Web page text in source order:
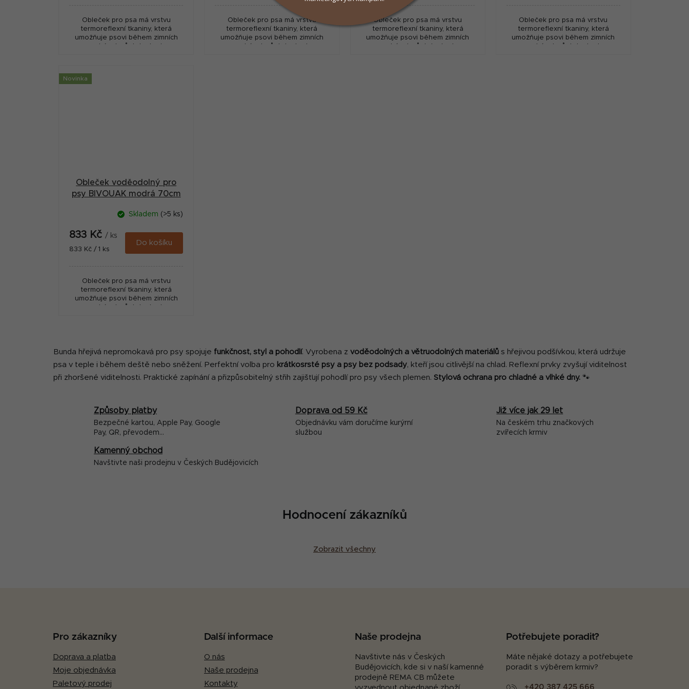
Obleček pro psa má vrstvu
termoreflexní tkaniny, která
umožňuje psovi během zimních
procházek zůstat v teple.
Obleček pro psa má vrstvu
termoreflexní tkaniny, která
umožňuje psovi během zimních
procházek zůstat v teple.
Obleček pro psa má vrstvu
termoreflexní tkaniny, která
umožňuje psovi během zimních
procházek zůstat v teple.
Obleček pro psa má vrstvu
termoreflexní tkaniny, která
umožňuje psovi během zimních
procházek zůstat v teple.
Novinka
Obleček voděodolný pro
psy BIVOUAK modrá 70cm
Skladem (>5 ks)
833 Kč / ks
Měrná
833 Kč / 1 ks
Do košíku
Obleček pro psa má vrstvu
termoreflexní tkaniny, která
umožňuje psovi během zimních
procházek zůstat v teple.
á
d
í
p
Bunda hřejivá nepromokavá pro psy spojuje funkčnost, styl a pohodlí. Vyrobena z voděodolných a větruodolných materiálů s hřejivou podšívkou, která udržuje
psa v teple i během deště nebo sněžení. Perfektní volba pro krátkosrsté psy a psy bez podsady, kteří jsou citlivější na chlad. Reflexní prvky zvyšují viditelnost
při zhoršené viditelnosti. Praktické zapínání a přizpůsobitelný střih zajišťují pohodlí pro psy všech plemen. Stylová ochrana pro chladné a vlhké dny. 🐾
Způsoby platby
Bezpečné kartou, Apple Pay, Google
Pay, QR, převodem...
Doprava od 59 Kč
Objednávku vám doručíme kurýrní
službou
Již více jak 29 let
Na českém trhu značkových
zvířecích krmiv
Kamenný obchod
Navštivte naši prodejnu v Českých Budějovicích
Hodnocení zákazníků
Zobrazit všechny
Pro zákazníky
Doprava a platba
Moje objednávka
Paletový prodej
Další informace
O nás
Naše prodejna
Kontakty
Naše prodejna
Navštivte nás v Českých
Budějovicích, kde si v naší kamenné
prodejně REMA CB můžete
Potřebujete poradit?
Máte nějaké dotazy a potřebujete
poradit s výběrem krmiv?
+420 387 425 666